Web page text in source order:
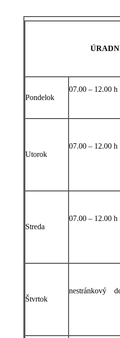
Pondelok
07.00 – 12.00
Utorok
07.00 – 12.00
Streda
07.00 – 12.00
Štvrtok
nestránkový